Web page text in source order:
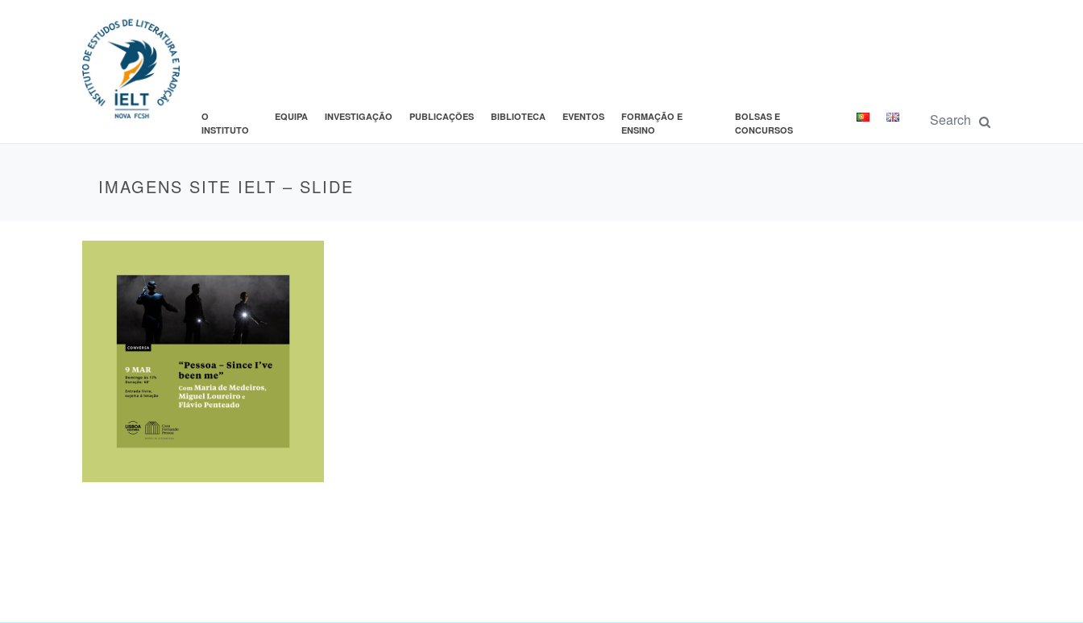
O
INSTITUTO
EQUIPA INVESTIGAÇÃO PUBLICAÇÕES BIBLIOTECA EVENTOS
FORMAÇÃO E
ENSINO
BOLSAS E
CONCURSOS
IMAGENS SITE IELT – SLIDE